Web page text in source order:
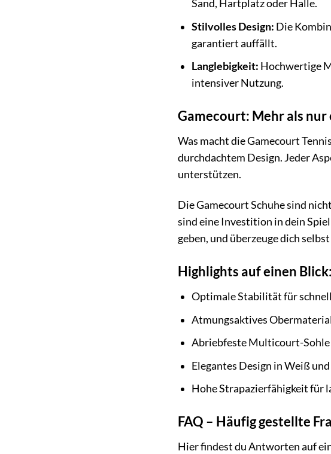
Sand, Hartplatz oder Halle.
Stilvolles Design: Die
garantiert auffällt.
Langlebigkeit: Hochwertige
intensiver Nutzung.
Gamecourt: Mehr als nur
Was macht die Gamecourt
durchdachtem Design. Jeder
unterstützen.
Die Gamecourt Schuhe sind
sind eine Investition in dein
geben, und überzeuge dich
Highlights auf einen Blick:
Optimale Stabilität für
Atmungsaktives
Abriebfeste Multicourt-
Elegantes Design in Weiß
Hohe Strapazierfähigkeit für
FAQ – Häufig gestellte
Hier findest du Antworten auf